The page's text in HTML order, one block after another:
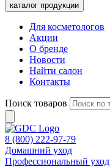
каталог продукции
Для косметологов
Акции
О бренде
Новости
Найти салон
Контакты
Поиск товаров
8 (800) 222-97-79
Домашний уход
Профессиональный уход